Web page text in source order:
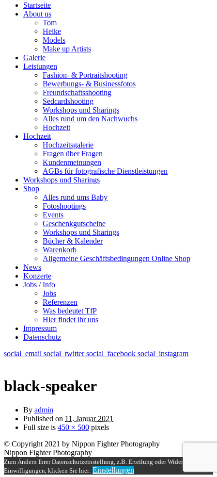
Startseite
About us
Tom
Heike
Models
Make up Artists
Galerie
Leistungen
Fashion- & Portraitshooting
Bewerbungs- & Businessfotos
Freundschaftsshooting
Sedcardshooting
Workshops und Sharings
Alles rund um den Nachwuchs
Hochzeit
Hochzeit
Hochzeitsgalerie
Fragen über Fragen
Kundenmeinungen
AGBs für fotografische Dienstleistungen
Workshops und Sharings
Shop
Alles rund ums Baby
Fotoshootings
Events
Geschenkgutscheine
Workshops und Sharings
Bücher & Kalender
Warenkorb
Allgemeine Geschäftsbedingungen Online Shop
News
Konzerte
Jobs / Info
Jobs
Referenzen
Was bedeutet TfP
Hier findet ihr uns
Impressum
Datenschutz
social_email social_twittersocial_facebook social_instagram
black-speaker
By admin
Published on 11. Januar 2021
Full size is 450 × 500 pixels
© Copyright 2021 by Nippon Fighter Photography
Nippon Fighter Photography
Zum Ändern Ihrer Datenschutzeinstellung, z.B. Erteilung oder Widerruf von
Einwilligungen, klicken Sie hier: Einstellungen